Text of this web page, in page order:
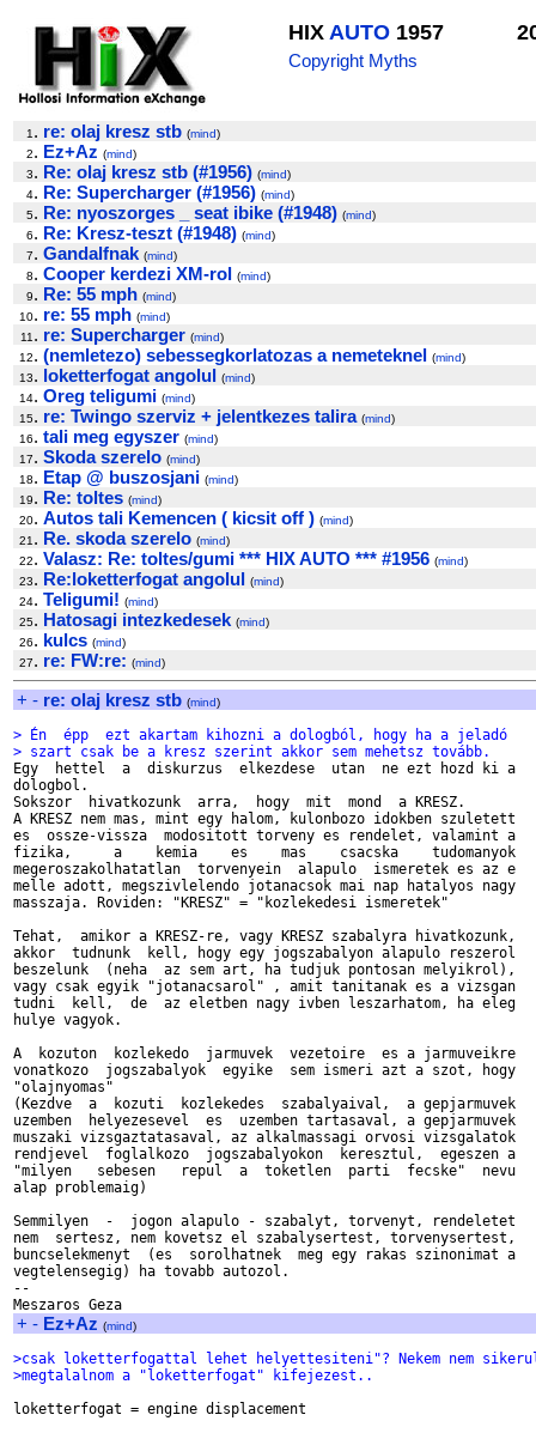
HIX AUTO 1957
Copyright Myths
1 . re: olaj kresz stb (mind)
2. Ez+Az (mind)
3. Re: olaj kresz stb (#1956) (mind)
4. Re: Supercharger (#1956) (mind)
5. Re: nyoszorges _ seat ibike (#1948) (mind)
6. Re: Kresz-teszt (#1948) (mind)
7. Gandalfnak (mind)
8. Cooper kerdezi XM-rol (mind)
9. Re: 55 mph (mind)
10. re: 55 mph (mind)
11 . re: Supercharger (mind)
12. (nemletezo) sebessegkorlatozas a nemeteknel (mind)
13. loketterfogat angolul (mind)
14. Oreg teligumi (mind)
15. re: Twingo szerviz + jelentkezes talira (mind)
16. tali meg egyszer (mind)
17. Skoda szerelo (mind)
18. Etap @ buszosjani (mind)
19. Re: toltes (mind)
20. Autos tali Kemencen ( kicsit off ) (mind)
21 . Re. skoda szerelo (mind)
22. Valasz: Re: toltes/gumi *** HIX AUTO *** #1956 (mind)
23. Re:loketterfogat angolul (mind)
24. Teligumi! (mind)
25. Hatosagi intezkedesek (mind)
26. kulcs (mind)
27. re: FW:re: (mind)
+ - re: olaj kresz stb (mind)
> Én  épp  ezt akartam kihozni a dologból, hogy ha a jeladó
> szart csak be a kresz szerint akkor sem mehetsz tovább.
Egy  hettel  a  diskurzus  elkezdese  utan  ne ezt hozd ki a
dologbol.
Sokszor  hivatkozunk  arra,  hogy  mit  mond  a KRESZ.
A KRESZ nem mas, mint egy halom, kulonbozo idokben szuletett
es  ossze-vissza  modositott torveny es rendelet, valamint a
fizika,     a    kemia    es    mas    csacska    tudomanyok
megeroszakolhatatlan  torvenyein  alapulo  ismeretek es az e
melle adott, megszivlelendo jotanacsok mai nap hatalyos nagy
masszaja. Roviden: "KRESZ" = "kozlekedesi ismeretek"
Tehat,  amikor a KRESZ-re, vagy KRESZ szabalyra hivatkozunk,
akkor  tudnunk  kell, hogy egy jogszabalyon alapulo reszerol
beszelunk  (neha  az sem art, ha tudjuk pontosan melyikrol),
vagy csak egyik "jotanacsarol" , amit tanitanak es a vizsgan
tudni  kell,  de  az eletben nagy ivben leszarhatom, ha eleg
hulye vagyok.
A  kozuton  kozlekedo  jarmuvek  vezetoire  es a jarmuveikre
vonatkozo  jogszabalyok  egyike  sem ismeri azt a szot, hogy
"olajnyomas"
(Kezdve  a  kozuti  kozlekedes  szabalyaival,  a gepjarmuvek
uzemben  helyezesevel  es  uzemben tartasaval, a gepjarmuvek
muszaki vizsgaztatasaval, az alkalmassagi orvosi vizsgalatok
rendjevel  foglalkozo  jogszabalyokon  keresztul,  egeszen a
"milyen   sebesen   repul  a  toketlen  parti  fecske"  nevu
alap problemaig)
Semmilyen  -  jogon alapulo - szabalyt, torvenyt, rendeletet
nem  sertesz, nem kovetsz el szabalysertest, torvenysertest,
buncselekmenyt  (es  sorolhatnek  meg egy rakas szinonimat a
vegtelensegig) ha tovabb autozol.
--
+ - Ez+Az (mind)
>csak loketterfogattal lehet helyettesiteni"? Nekem nem
>megtalalnom a "loketterfogat" kifejezest..
loketterfogat = engine displacement